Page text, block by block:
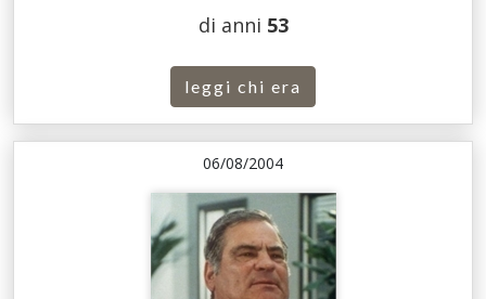
di anni 53
leggi chi era
06/08/2004